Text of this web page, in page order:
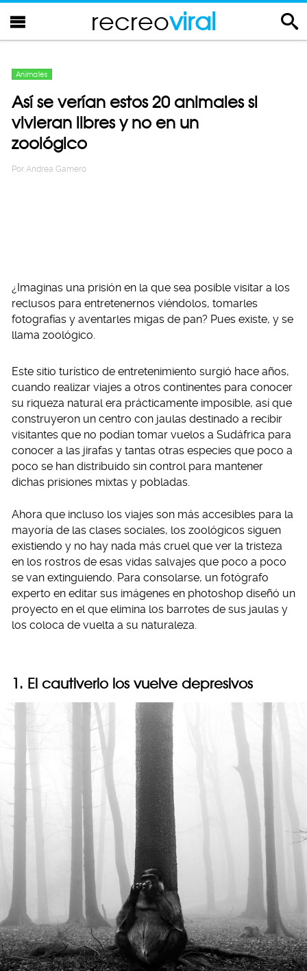
recreoviral
Animales
Así se verían estos 20 animales si
vivieran libres y no en un
zoológico
Por Andrea Gamero
¿Imaginas una prisión en la que sea posible visitar a los
reclusos para entretenernos viéndolos, tomarles
fotografías y aventarles migas de pan? Pues existe, y se
llama zoológico.
Este sitio turístico de entretenimiento surgió hace años,
cuando realizar viajes a otros continentes para conocer
su riqueza natural era prácticamente imposible, así que
construyeron un centro con jaulas destinado a recibir
visitantes que no podían tomar vuelos a Sudáfrica para
conocer a las jirafas y tantas otras especies que poco a
poco se han distribuido sin control para mantener
dichas prisiones mixtas y pobladas.
Ahora que incluso los viajes son más accesibles para la
mayoría de las clases sociales, los zoológicos siguen
existiendo y no hay nada más cruel que ver la tristeza
en los rostros de esas vidas salvajes que poco a poco
se van extinguiendo. Para consolarse, un fotógrafo
experto en editar sus imágenes en photoshop diseñó un
proyecto en el que elimina los barrotes de sus jaulas y
los coloca de vuelta a su naturaleza.
1. El cautiverio los vuelve depresivos